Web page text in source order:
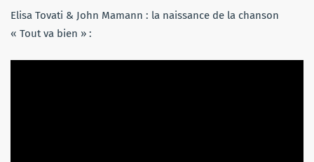
Elisa Tovati & John Mamann : la naissance de la chanson
« Tout va bien » :